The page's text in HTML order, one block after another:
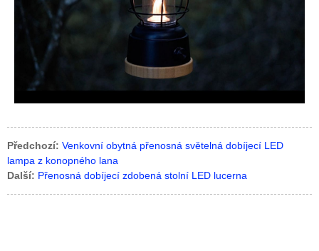
Předchozí: Venkovní obytná přenosná světelná dobíjecí LED
lampa z konopného lana
Další: Přenosná dobíjecí zdobená stolní LED lucerna